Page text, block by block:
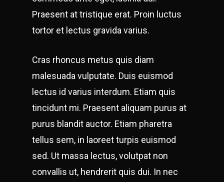
Praesent at tristique erat. Proin luctus
tortor et lectus gravida varius.
Cras rhoncus metus quis diam
malesuada vulputate. Duis euismod
lectus id varius interdum. Etiam quis
tincidunt mi. Praesent aliquam purus at
purus blandit auctor. Etiam pharetra
tellus sem, in laoreet turpis euismod
sed. Ut massa lectus, volutpat non
convallis ut, hendrerit quis dui. In nec